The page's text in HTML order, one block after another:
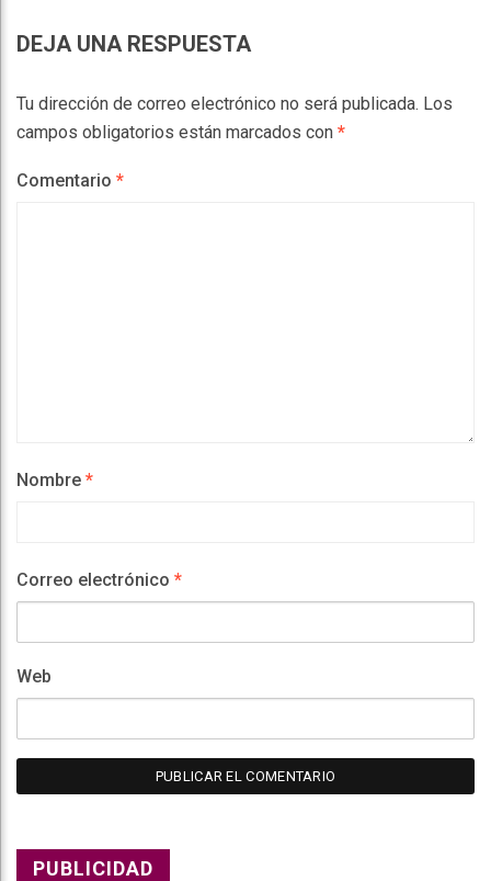
DEJA UNA RESPUESTA
Tu dirección de correo electrónico no será publicada. Los
campos obligatorios están marcados con *
Comentario *
Nombre *
Correo electrónico *
Web
PUBLICIDAD